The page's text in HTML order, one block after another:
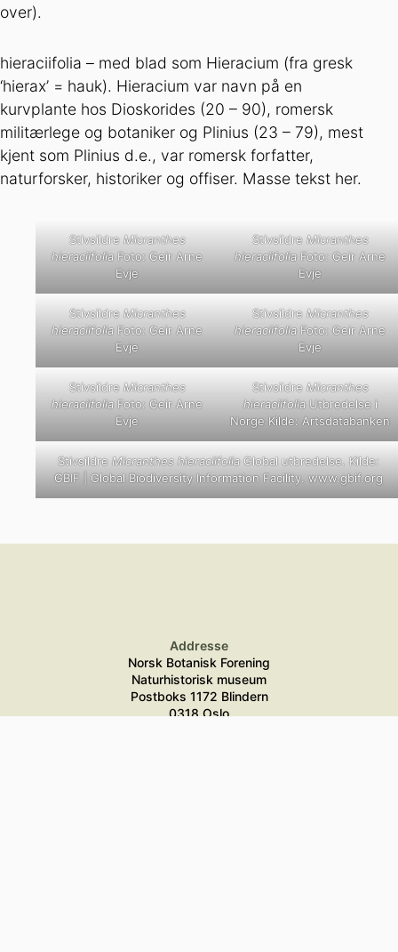
over).
hieraciifolia – med blad som Hieracium (fra gresk
‘hierax’ = hauk). Hieracium var navn på en
kurvplante hos Dioskorides (20 – 90), romersk
militærlege og botaniker og Plinius (23 – 79), mest
kjent som Plinius d.e., var romersk forfatter,
naturforsker, historiker og offiser. Masse tekst her.
Stivsildre Micranthes
hieraciifoliaFoto: Geir Arne
Evje
Stivsildre Micranthes
hieraciifoliaFoto: Geir Arne
Evje
Stivsildre Micranthes
hieraciifoliaFoto: Geir Arne
Evje
Stivsildre Micranthes
hieraciifoliaFoto: Geir Arne
Evje
Stivsildre Micranthes
hieraciifoliaFoto: Geir Arne
Evje
Stivsildre Micranthes
hieraciifoliaUtbredelse i
Norge Kilde: Artsdatabanken
StivsildreMicranthes hieraciifoliaGlobal utbredelse. Kilde:
GBIF | Global Biodiversity Information Facility. www.gbif.org
Addresse
Norsk Botanisk Forening
Naturhistorisk museum
Postboks 1172 Blindern
0318 Oslo